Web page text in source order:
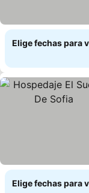
Elige fechas para
Elige fechas para